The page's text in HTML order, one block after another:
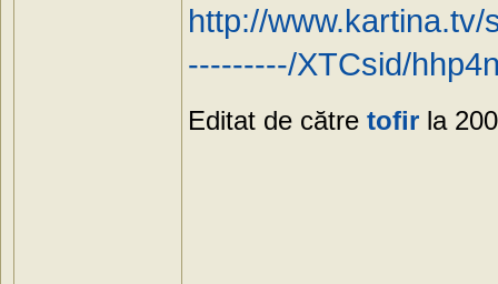
http://
---------/XTCsid/
Editat de către tofir la